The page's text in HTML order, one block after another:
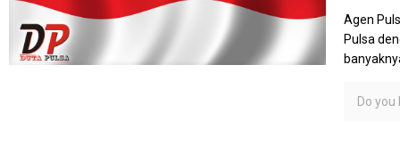
Agen
Pulsa
Do you